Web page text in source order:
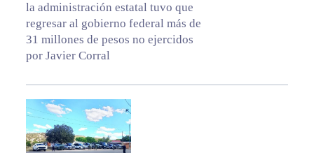
la administración estatal tuvo que
regresar al gobierno federal más de
31 millones de pesos no ejercidos
por Javier Corral